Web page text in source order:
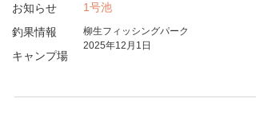
お知らせ
釣果情報
キャンプ場
1号池
柳生フィッシングパーク
2025年12月1日